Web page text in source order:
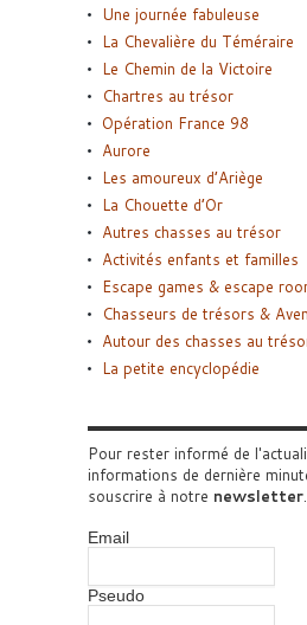
Une journée fabuleuse
La Chevalière du Téméraire
Le Chemin de la Victoire
Chartres au trésor
Opération France 98
Aurore
Les amoureux d’Ariège
La Chouette d’Or
Autres chasses au trésor
Activités enfants et familles
Escape games & escape
Chasseurs de trésors &
Autour des chasses au
La petite encyclopédie
Pour rester informé de
informations de dernière
souscrire à notre newsletter.
Email
Pseudo